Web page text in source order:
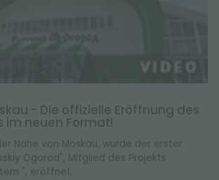
- Die offizielle Eröffnung des
im neuen Format!
Nähe von Moskau, wurde der erster
Ogorod", Mitglied des Projekts
", eröffnet.